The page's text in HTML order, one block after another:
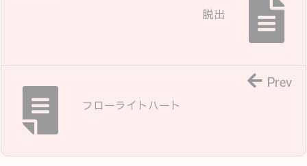
脱出
フローライトハート
Prev